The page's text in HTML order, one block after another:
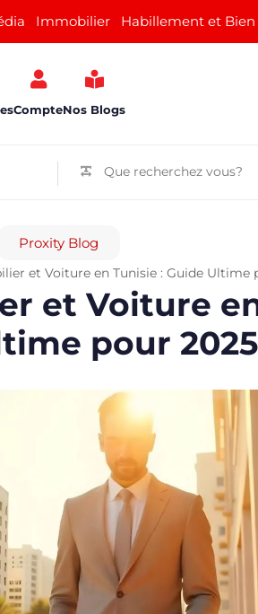
Immobilier Habillement et Bien
CompteNos Blogs
Proxity Blog
et Voiture en Tunisie : Guide Ultime
et Voiture
pour 2025